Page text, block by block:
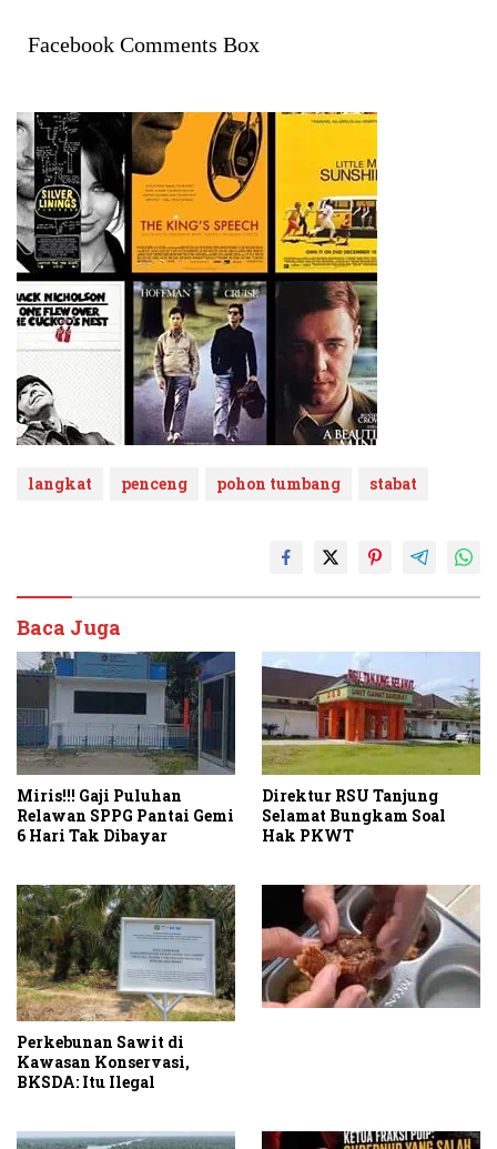
Facebook Comments Box
langkat penceng pohon tumbang stabat
Baca Juga
Miris!!! Gaji Puluhan
Relawan SPPG Pantai Gemi
6 Hari Tak Dibayar
Direktur RSU Tanjung
Selamat Bungkam Soal
Hak PKWT
Perkebunan Sawit di
Kawasan Konservasi,
BKSDA: Itu Ilegal